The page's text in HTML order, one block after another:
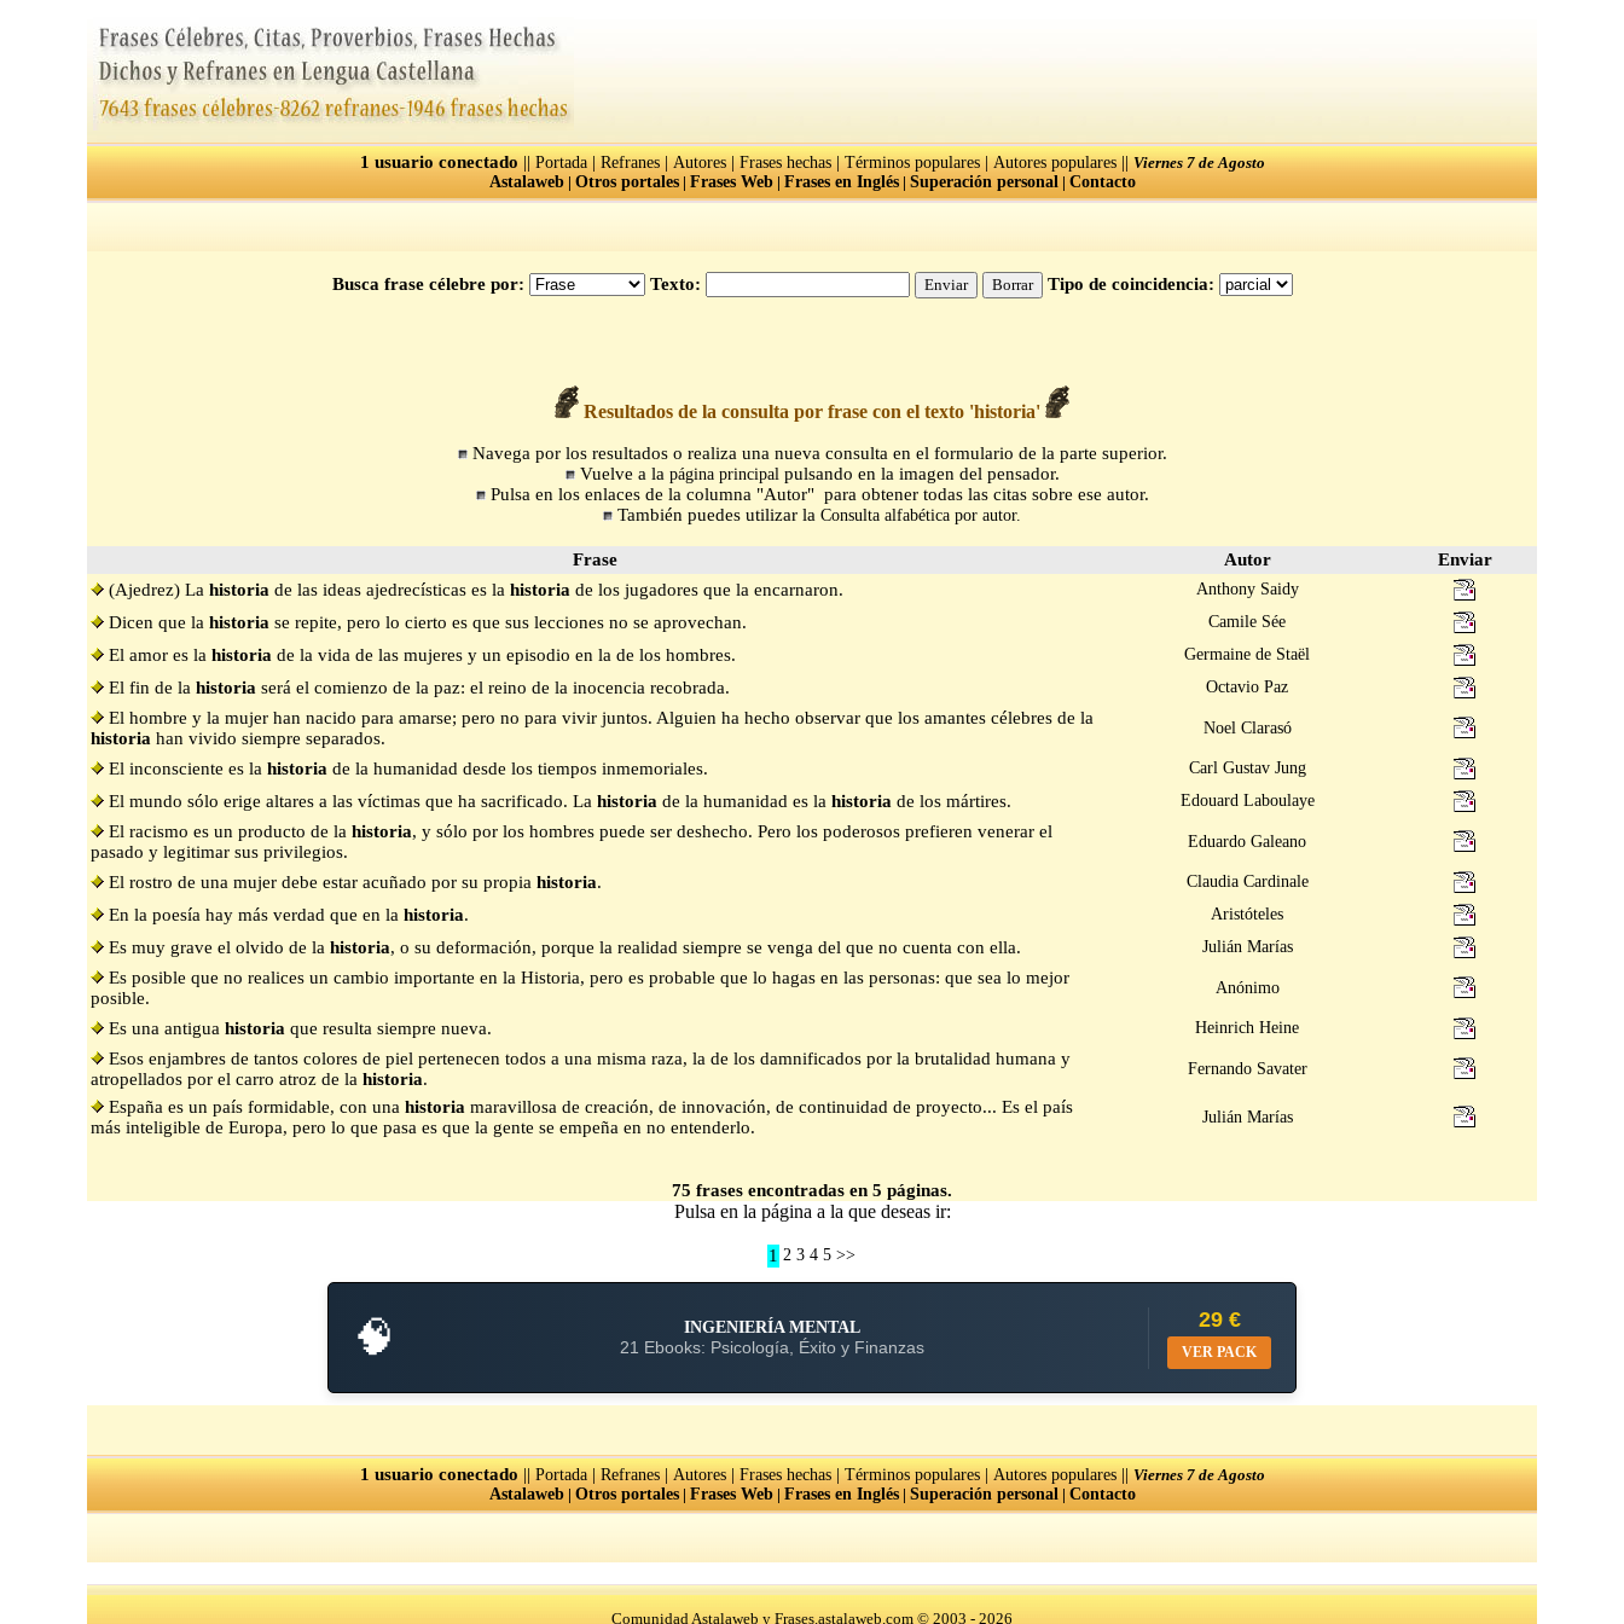
1 usuario conectado||Portada|Refranes|Autores|Frases hechas|Términos populares|Autores populares||Viernes 7 de Agosto
Astalaweb| Otros portales| Frases Web| Frases en Inglés| Superación personal| Contacto
Busca frase célebre por: Texto: Tipo de coincidencia:
Resultados de la consulta por frase con el texto 'historia'
Navega por los resultados o realiza una nueva consulta en el formulario de la parte superior.
Vuelve a la página principal pulsando en la imagen del pensador.
Pulsa en los enlaces de la columna "Autor" para obtener todas las citas sobre ese autor.
También puedes utilizar la Consulta alfabética por autor.
Frase Autor
Enviar
(Ajedrez) La historia de las ideas ajedrecísticas es la historia de los jugadores que la encarnaron. Anthony Saidy
Dicen que la historia se repite, pero lo cierto es que sus lecciones no se aprovechan. Camile Sée
El amor es la historia de la vida de las mujeres y un episodio en la de los hombres. Germaine de Staël
El fin de la historia será el comienzo de la paz: el reino de la inocencia recobrada. Octavio Paz
El hombre y la mujer han nacido para amarse; pero no para vivir juntos. Alguien ha hecho observar que los amantes célebres de la
historia han vivido siempre separados.
Noel Clarasó
El inconsciente es la historia de la humanidad desde los tiempos inmemoriales. Carl Gustav Jung
El mundo sólo erige altares a las víctimas que ha sacrificado. La historia de la humanidad es la historia de los mártires. Edouard Laboulaye
El racismo es un producto de la historia, y sólo por los hombres puede ser deshecho. Pero los poderosos prefieren venerar el
pasado y legitimar sus privilegios.
Eduardo Galeano
El rostro de una mujer debe estar acuñado por su propia historia. Claudia Cardinale
En la poesía hay más verdad que en la historia. Aristóteles
Es muy grave el olvido de la historia, o su deformación, porque la realidad siempre se venga del que no cuenta con ella. Julián Marías
Es posible que no realices un cambio importante en la Historia, pero es probable que lo hagas en las personas: que sea lo mejor
posible.
Anónimo
Es una antigua historia que resulta siempre nueva. Heinrich Heine
Esos enjambres de tantos colores de piel pertenecen todos a una misma raza, la de los damnificados por la brutalidad humana y
atropellados por el carro atroz de la historia.
Fernando Savater
España es un país formidable, con una historia maravillosa de creación, de innovación, de continuidad de proyecto... Es el país
más inteligible de Europa, pero lo que pasa es que la gente se empeña en no entenderlo.
Julián Marías
75 frases encontradas en 5 páginas.
Pulsa en la página a la que deseas ir:
1 2 3 4 5 >>
🧠 INGENIERÍA MENTAL
21 Ebooks: Psicología, Éxito y Finanzas
29 €
VER PACK
1 usuario conectado||Portada|Refranes|Autores|Frases hechas|Términos populares|Autores populares||Viernes 7 de Agosto
Astalaweb| Otros portales| Frases Web| Frases en Inglés| Superación personal| Contacto
Comunidad Astalaweb y Frases.astalaweb.com © 2003 - 2026